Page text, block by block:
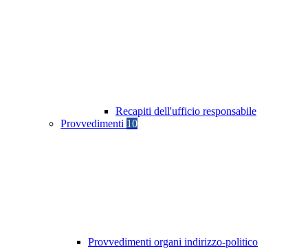
Recapiti dell'ufficio responsabile
Provvedimenti 10
Provvedimenti organi indirizzo-politico